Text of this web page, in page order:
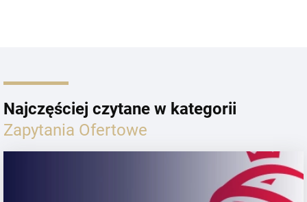
Najczęściej czytane w kategorii
Zapytania Ofertowe